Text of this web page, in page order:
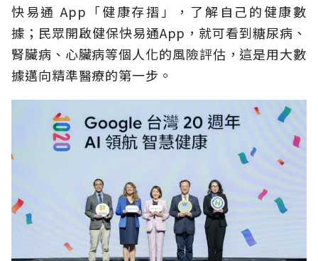
快易通 App「健康存摺」，了解自己的健康數
據；民眾開啟健保快易通App，就可看到糖尿病、
腎臟病、心臟病等個人化的風險評估，這是用大數
據邁向精準醫療的第一步。